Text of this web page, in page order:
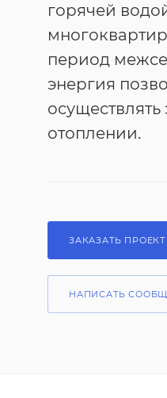
горячей
период
энергия
отоплении.
ЗАКАЗАТЬ ПРОЕКТ
НАПИСАТЬ